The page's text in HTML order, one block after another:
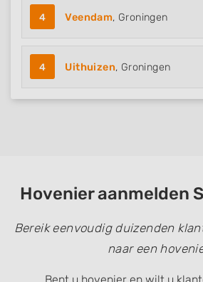
4 Veendam, Groningen
4 Uithuizen, Groningen
Hovenier aanmelden
Bereik eenvoudig duizenden
naar een